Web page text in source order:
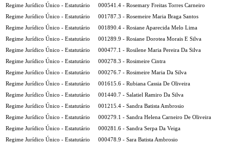
Regime Jurídico Único - Estatutário
000541.4 - Rosemary Freitas Torres Carneiro
Regime Jurídico Único - Estatutário
001787.3 - Rosemeire Maria Braga Santos
Regime Jurídico Único - Estatutário
001890.4 - Rosiane Aparecida Melo Lima
Regime Jurídico Único - Estatutário
001289.9 - Rosiane Dorotea Morais E Silva
Regime Jurídico Único - Estatutário
000477.1 - Rosilene Maria Pereira Da Silva
Regime Jurídico Único - Estatutário
000278.3 - Rosimeire Cintra
Regime Jurídico Único - Estatutário
000276.7 - Rosimeire Maria Da Silva
Regime Jurídico Único - Estatutário
001615.6 - Rubiana Cassia De Oliveira
Regime Jurídico Único - Estatutário
001440.7 - Salatiel Ramiro Da Silva
Regime Jurídico Único - Estatutário
001215.4 - Sandra Batista Ambrosio
Regime Jurídico Único - Estatutário
000279.1 - Sandra Helena Carneiro De Oliveira
Regime Jurídico Único - Estatutário
000281.6 - Sandra Serpa Da Veiga
Regime Jurídico Único - Estatutário
000478.9 - Sara Batista Ambrosio